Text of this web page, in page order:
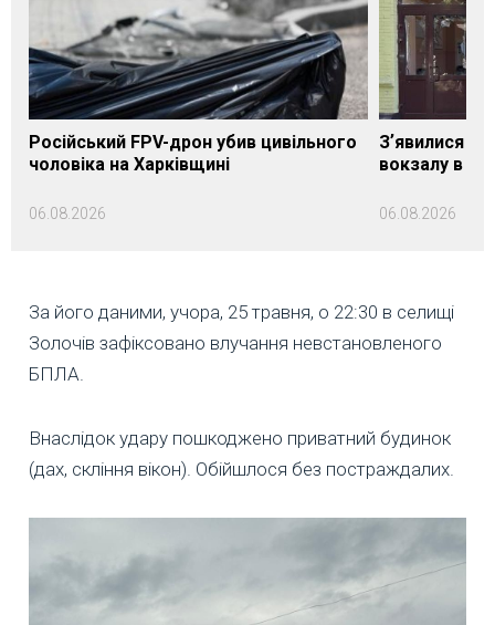
Російський FPV-дрон убив цивільного
чоловіка на Харківщині
06.08.2026
Зʼявилися
вокзалу в
06.08.2026
За його даними, учора, 25 травня, о 22:30 в селищі
Золочів зафіксовано влучання невстановленого
БПЛА.
Внаслідок удару пошкоджено приватний будинок
(дах, скління вікон). Обійшлося без постраждалих.